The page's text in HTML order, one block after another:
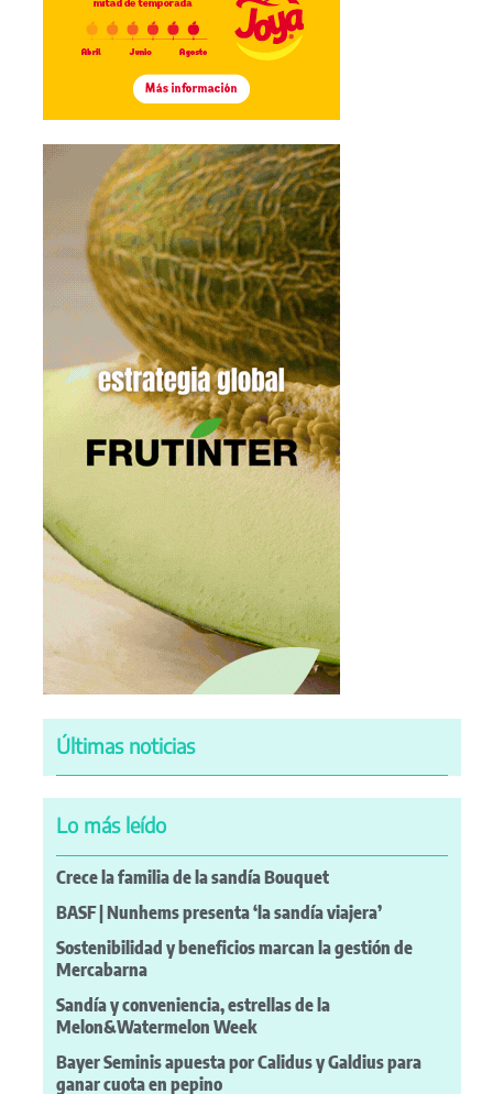
Últimas noticias
Lo más leído
Crece la familia de la sandía Bouquet
BASF | Nunhems presenta ‘la sandía viajera’
Sostenibilidad y beneficios marcan la gestión de
Mercabarna
Sandía y conveniencia, estrellas de la
Melon&Watermelon Week
Bayer Seminis apuesta por Calidus y Galdius para
ganar cuota en pepino